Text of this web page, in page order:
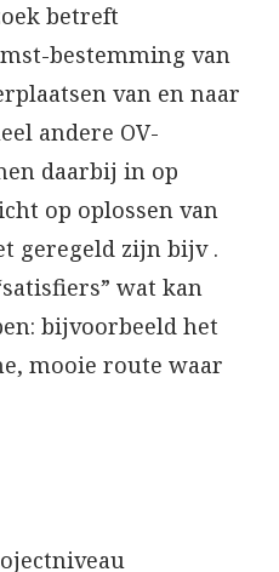
betreft
bestemming van
van en naar
andere OV-
daarbij in op
op oplossen van
geregeld zijn bijv .
wat kan
bijvoorbeeld het
mooie route waar